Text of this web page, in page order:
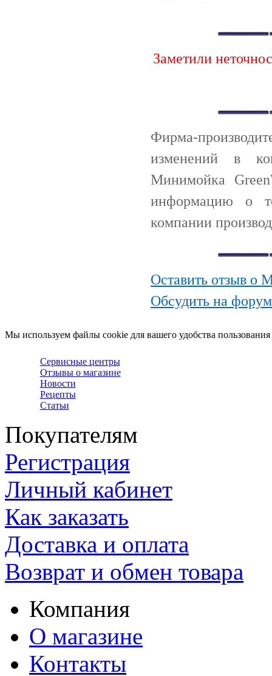
Заметили
Фирма-
изменений в
Минимойка
информацию о
компании
Оставить отзыв о
Обсудить на
Мы используем файлы cookie для вашего удобства
Сервисные центры
Отзывы о магазине
Новости
Рецепты
Статьи
Покупателям
Регистрация
Личный кабинет
Как заказать
Доставка и оплата
Возврат и обмен товара
Компания
О магазине
Контакты